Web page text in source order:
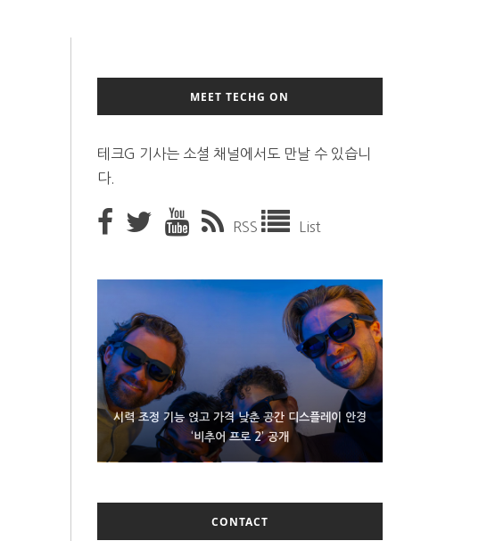
MEET TECHG ON
테크G 기사는 소셜 채널에서도 만날 수 있습니
다.
RSS List
시력 조정 기능 얹고 가격 낮춘 공간 디스플레이 안경
‘비추어 프로 2’ 공개
D램 부족에 10억달러어치 아이폰18 프로세서 패키징
대기 중
300~400달러 반지형 스피커 준비하는 오픈AI
CONTACT